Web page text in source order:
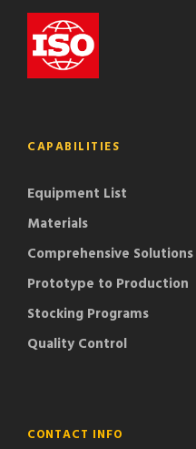
CAPABILITIES
Equipment List
Materials
Comprehensive Solutions
Prototype to Production
Stocking Programs
Quality Control
CONTACT INFO